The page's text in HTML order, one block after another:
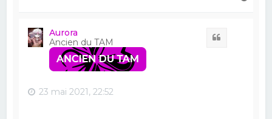
Aurora
Ancien du TAM
23 mai 2021, 22:52